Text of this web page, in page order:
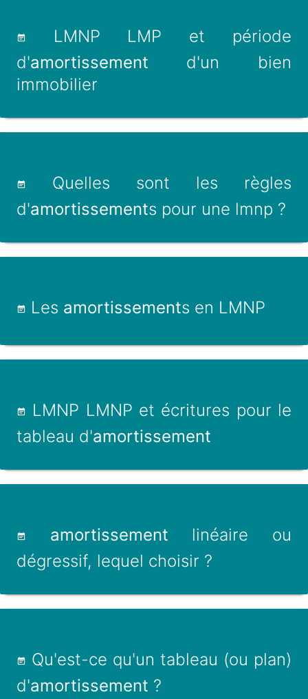
LMNP LMP et période
d'amortissement d'un bien
immobilier
Quelles sont les règles
d'amortissements pour une lmnp ?
Les amortissements en LMNP
LMNP LMNP et écritures pour le
tableau d'amortissement
amortissement linéaire ou
dégressif, lequel choisir ?
Qu'est-ce qu'un tableau (ou plan)
d'amortissement ?